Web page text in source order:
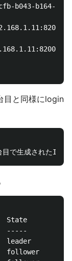
b164-
目と同様にlogin
-----
leader      true
follower    true